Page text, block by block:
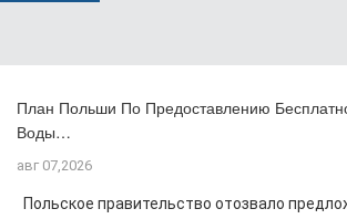
План Польши По Предоставлению
Воды…
авг 07,2026
Польское правительство отозвало